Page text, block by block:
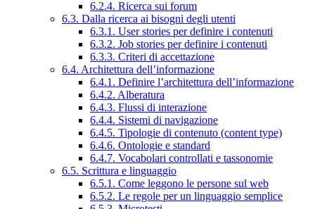
6.2.4. Ricerca sui forum
6.3. Dalla ricerca ai bisogni degli utenti
6.3.1. User stories per definire i contenuti
6.3.2. Job stories per definire i contenuti
6.3.3. Criteri di accettazione
6.4. Architettura dell’informazione
6.4.1. Definire l’architettura dell’informazione
6.4.2. Alberatura
6.4.3. Flussi di interazione
6.4.4. Sistemi di navigazione
6.4.5. Tipologie di contenuto (content type)
6.4.6. Ontologie e standard
6.4.7. Vocabolari controllati e tassonomie
6.5. Scrittura e linguaggio
6.5.1. Come leggono le persone sul web
6.5.2. Le regole per un linguaggio semplice